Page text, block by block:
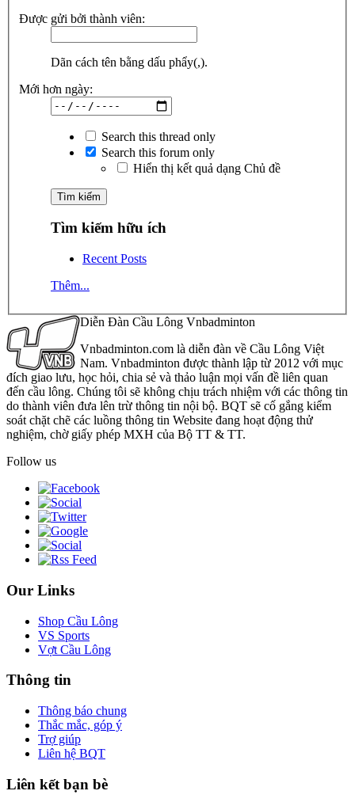
Được gửi bởi thành viên:
Dãn cách tên bằng dấu phẩy(,).
Mới hơn ngày:
Search this thread only
Search this forum only
Hiển thị kết quả dạng Chủ đề
Tìm kiếm hữu ích
Recent Posts
Thêm...
Diễn Đàn Cầu Lông Vnbadminton
Vnbadminton.com là diễn đàn về Cầu Lông Việt
Nam. Vnbadminton được thành lập từ 2012 với mục
đích giao lưu, học hỏi, chia sẻ và thảo luận mọi vấn đề liên quan
đến cầu lông. Chúng tôi sẽ không chịu trách nhiệm với các thông tin
do thành viên đưa lên trừ thông tin nội bộ. BQT sẽ cố gắng kiểm
soát chặt chẽ các luồng thông tin Website đang hoạt động thử
nghiệm, chờ giấy phép MXH của Bộ TT & TT.
Follow us
Our Links
Shop Cầu Lông
VS Sports
Vợt Cầu Lông
Thông tin
Thông báo chung
Thắc mắc, góp ý
Trợ giúp
Liên hệ BQT
Liên kết bạn bè